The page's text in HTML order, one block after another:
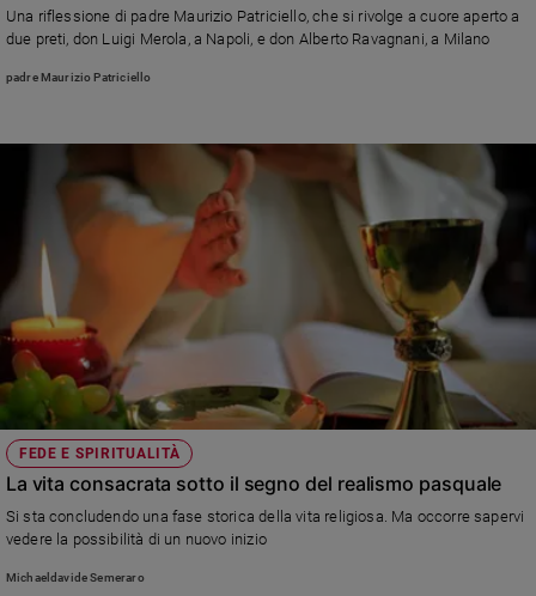
e
Creato
Volontariato
Aziende
della
settimana
Migranti
Diversità
inclusione
Costume
Cultura
e
spettacoli
Sanremo
2026
Una riflessione di padre Maurizio Patriciello, che si rivolge a cuore aperto a
due preti, don Luigi Merola, a Napoli, e don Alberto Ravagnani, a Milano
padre Maurizio Patriciello
FEDE E SPIRITUALITÀ
La vita consacrata sotto il segno del realismo pasquale
Si sta concludendo una fase storica della vita religiosa. Ma occorre sapervi
vedere la possibilità di un nuovo inizio
Michaeldavide Semeraro